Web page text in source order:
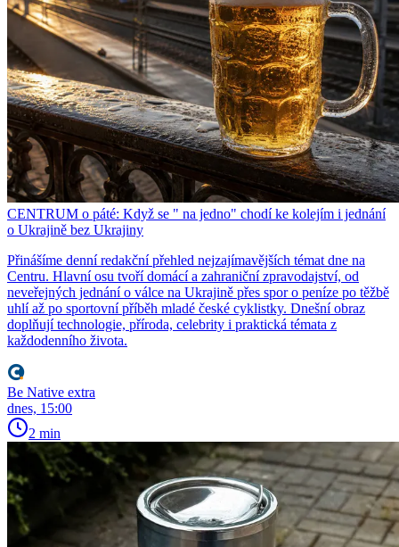
CENTRUM o páté: Když se " na jedno" chodí ke kolejím i jednání
o Ukrajině bez Ukrajiny
Přinášíme denní redakční přehled nejzajímavějších témat dne na
Centru. Hlavní osu tvoří domácí a zahraniční zpravodajství, od
neveřejných jednání o válce na Ukrajině přes spor o peníze po těžbě
uhlí až po sportovní příběh mladé české cyklistky. Dnešní obraz
doplňují technologie, příroda, celebrity i praktická témata z
každodenního života.
Be Native extra
dnes, 15:00
2 min